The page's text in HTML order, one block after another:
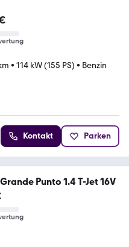
• 114 kW (155 PS) • Benzin
Kontakt Parken
Punto 1.4 T-Jet 16V